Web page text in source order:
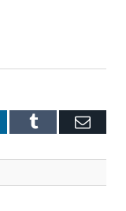
Tumblr E-